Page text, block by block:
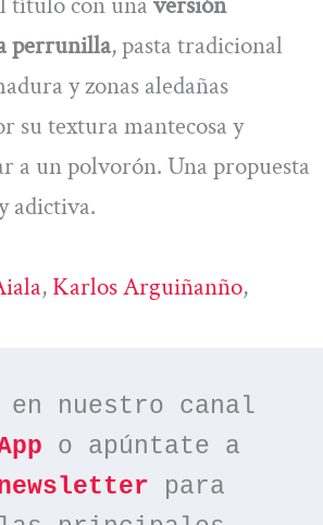
perrunilla, pasta tradicional
y zonas aledañas
su textura mantecosa y
a un polvorón. Una propuesta
adictiva.
, Karlos Arguiñanño
en nuestro canal
o apúntate a
para